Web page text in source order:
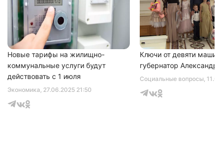
Экономика, 27.06.2025 21:50
Новые тарифы на жилищно-
коммунальные услуги будут
действовать с 1 июля
Социальные вопросы,
Ключи от девяти машин
губернатор Александр
Нажимая на кнопку "Отправить" вы
соглашаетесь с
политикой конфиденциальности